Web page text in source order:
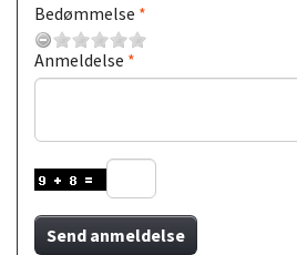
Bedømmelse
Anmeldelse
Send anmeldelse